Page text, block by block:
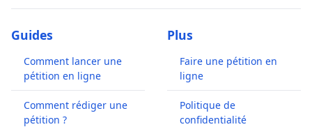
Guides
Comment lancer une
pétition en ligne
Comment rédiger une
pétition ?
Plus
Faire une pétition en
ligne
Politique de
confidentialité